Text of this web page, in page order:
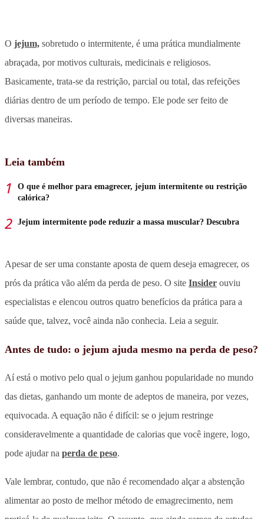
O jejum, sobretudo o intermitente, é uma prática mundialmente
abraçada, por motivos culturais, medicinais e religiosos.
Basicamente, trata-se da restrição, parcial ou total, das refeições
diárias dentro de um período de tempo. Ele pode ser feito de
diversas maneiras.
Leia também
O que é melhor para emagrecer, jejum intermitente ou restrição
calórica?
Jejum intermitente pode reduzir a massa muscular? Descubra
Apesar de ser uma constante aposta de quem deseja emagrecer, os
prós da prática vão além da perda de peso. O site Insider ouviu
especialistas e elencou outros quatro benefícios da prática para a
saúde que, talvez, você ainda não conhecia. Leia a seguir.
Antes de tudo: o jejum ajuda mesmo na perda de peso?
Aí está o motivo pelo qual o jejum ganhou popularidade no mundo
das dietas, ganhando um monte de adeptos de maneira, por vezes,
equivocada. A equação não é difícil: se o jejum restringe
consideravelmente a quantidade de calorias que você ingere, logo,
pode ajudar na perda de peso.
Vale lembrar, contudo, que não é recomendado alçar a abstenção
alimentar ao posto de melhor método de emagrecimento, nem